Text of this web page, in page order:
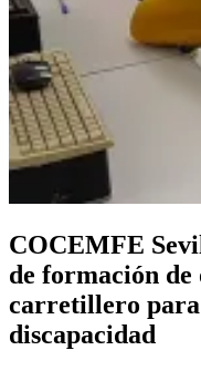
COCEMFE
de formación
carretillero para
discapacidad